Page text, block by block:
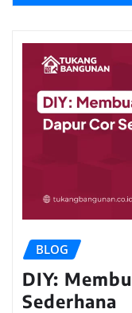
BLOG
DIY:
Sederhana